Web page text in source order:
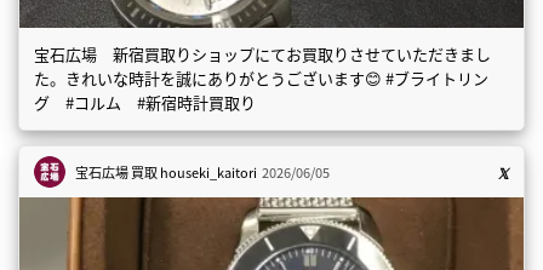
宝石広場 新宿買取りショップにてお買取りさせていただきまし
た。きれいな時計を誠にありがとうございます😊 #ブライトリン
グ #コルム #新宿時計買取り
宝石広場 買取houseki_kaitori 2026/06/05